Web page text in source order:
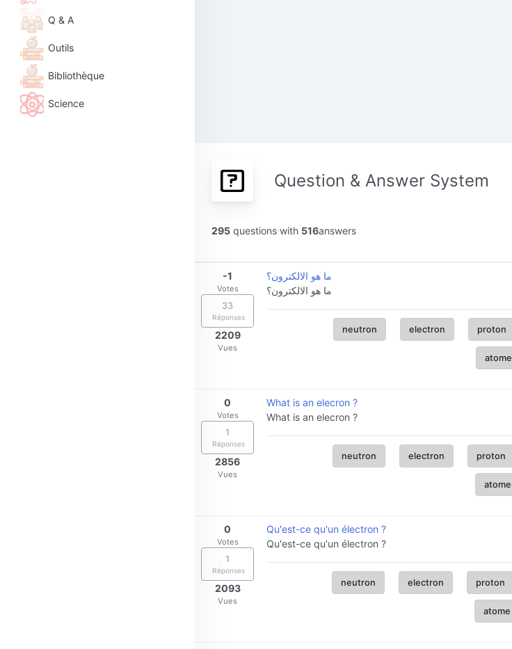
Q & A
Outils
Bibliothèque
Science
Question & Answer System
295 questions with 516answers
-1
Votes
33
Réponses
2209
Vues
ما هو الالكترون؟
ما هو الالكترون؟
neutron electron proton
atome
0
Votes
1
Réponses
2856
Vues
What is an elecron ?
What is an elecron ?
neutron electron proton
atome
0
Votes
1
Réponses
2093
Vues
Qu'est-ce qu'un électron ?
Qu'est-ce qu'un électron ?
neutron electron proton
atome